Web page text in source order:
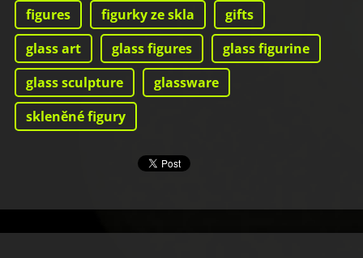
figures
figurky ze skla
gifts
glass art
glass figures
glass figurine
glass sculpture
glassware
skleněné figury